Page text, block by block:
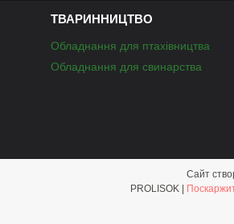
ТВАРИННИЦТВО
Обладнання для птахівництва
Обладнання для свинарства
Сайт